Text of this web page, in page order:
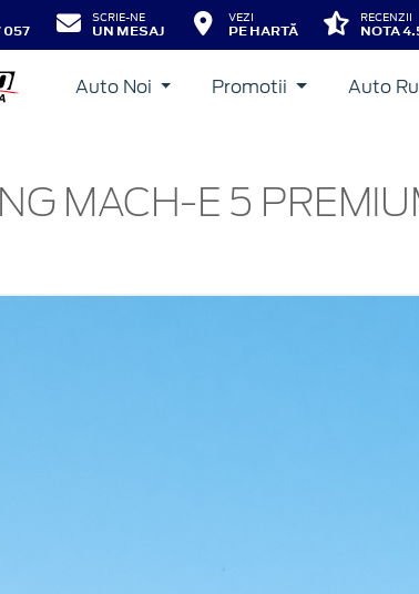
057
SCRIE-NE
UN MESAJ
VEZI
PE HARTĂ
RECENZII
NOTA
Auto Noi Promotii Auto
MACH-E 5